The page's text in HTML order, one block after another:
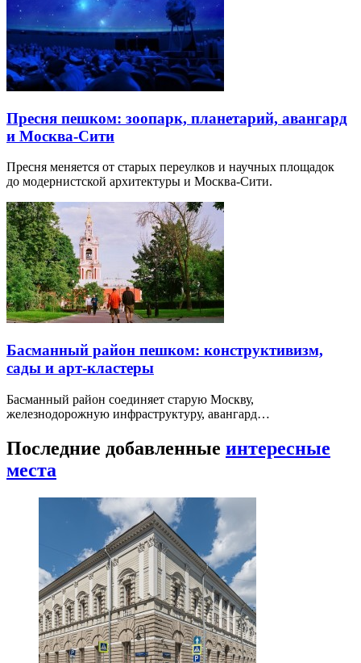
Пресня пешком: зоопарк, планетарий, авангард
и Москва-Сити
Пресня меняется от старых переулков и научных площадок
до модернистской архитектуры и Москва-Сити.
Басманный район пешком: конструктивизм,
сады и арт-кластеры
Басманный район соединяет старую Москву,
железнодорожную инфраструктуру, авангард…
Последние добавленные интересные
места